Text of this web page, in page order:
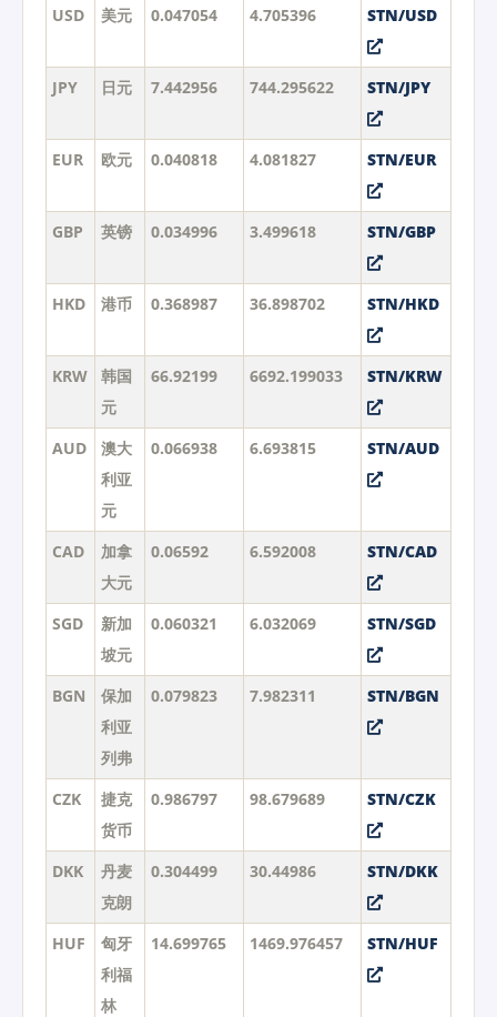
USD 美元 0.047054 4.705396 STN/USD
JPY 日元 7.442956 744.295622 STN/JPY
EUR 欧元 0.040818 4.081827 STN/EUR
GBP 英镑 0.034996 3.499618 STN/GBP
HKD 港币 0.368987 36.898702 STN/HKD
KRW
韩国
元
66.92199 6692.199033 STN/KRW
AUD
澳大
利亚
元
0.066938 6.693815 STN/AUD
CAD
加拿
大元
0.06592 6.592008 STN/CAD
SGD
新加
坡元
0.060321 6.032069 STN/SGD
BGN
保加
利亚
列弗
0.079823 7.982311 STN/BGN
CZK
捷克
货币
0.986797 98.679689 STN/CZK
DKK
丹麦
克朗
0.304499 30.44986 STN/DKK
HUF
匈牙
利福
林
14.699765 1469.976457 STN/HUF